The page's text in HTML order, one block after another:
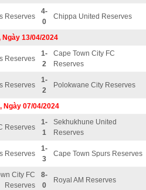
Reserves
4-
0
Chippa United Reserves
Ngày 13/04/2024
Reserves
1-
2
Cape Town City FC
Reserves
Reserves
1-
2
Polokwane City Reserves
Ngày 07/04/2024
Reserves
1-
1
Sekhukhune United
Reserves
Reserves
1-
3
Cape Town Spurs Reserves
City FC
Reserves
8-
0
Royal AM Reserves